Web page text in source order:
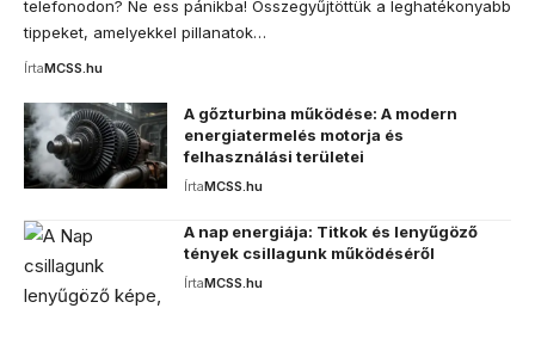
telefonodon? Ne ess pánikba! Összegyűjtöttük a leghatékonyabb
tippeket, amelyekkel pillanatok…
ÍrtaMCSS.hu
A gőzturbina működése: A modern
energiatermelés motorja és
felhasználási területei
ÍrtaMCSS.hu
A nap energiája: Titkok és lenyűgöző
tények csillagunk működéséről
ÍrtaMCSS.hu